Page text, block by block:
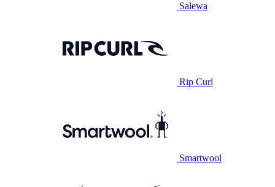
Salewa
Rip Curl
Smartwool